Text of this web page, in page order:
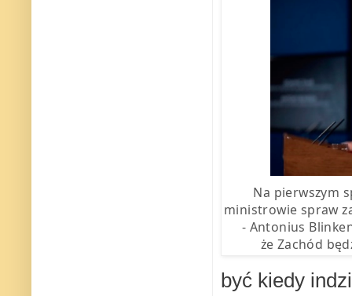
Na pierwszym
ministrowie spraw
- Antonius
że Zachód
być kiedy